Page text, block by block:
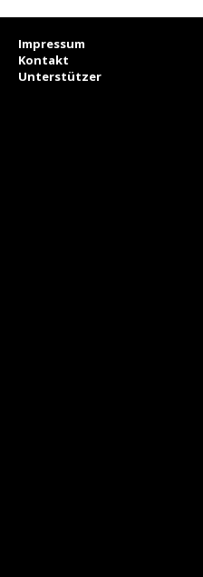
Impressum
Kontakt
Unterstützer